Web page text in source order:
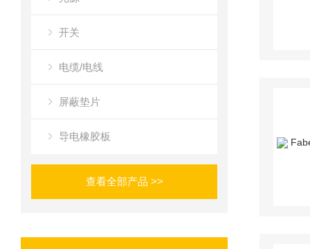
开关
电缆/电线
屏蔽垫片
导电橡胶板
查看全部产品 >>